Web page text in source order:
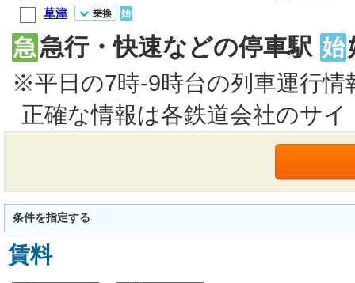
草津
乗換 始
急急行・快速などの停車駅 始
※平日の7時-9時台の列車運行
正確な情報は各鉄道会社のサ
条件を指定する
賃料